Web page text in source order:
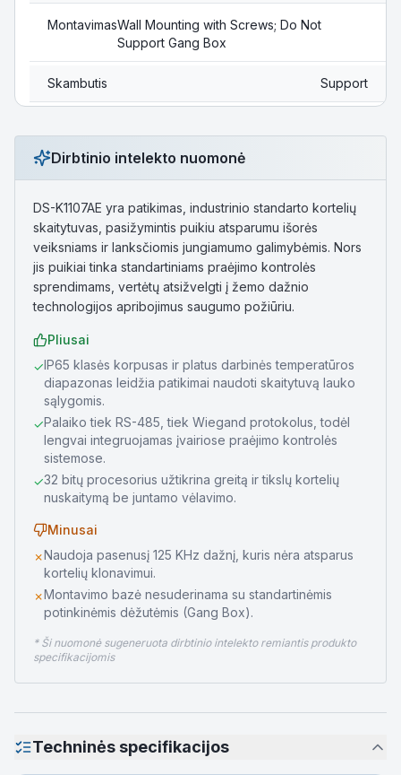
MontavimasWall Mounting with Screws; Do Not
Support Gang Box
Skambutis Support
Dirbtinio intelekto nuomonė
DS-K1107AE yra patikimas, industrinio standarto kortelių
skaitytuvas, pasižymintis puikiu atsparumu išorės
veiksniams ir lanksčiomis jungiamumo galimybėmis. Nors
jis puikiai tinka standartiniams praėjimo kontrolės
sprendimams, vertėtų atsižvelgti į žemo dažnio
technologijos apribojimus saugumo požiūriu.
Pliusai
✓IP65 klasės korpusas ir platus darbinės temperatūros
diapazonas leidžia patikimai naudoti skaitytuvą lauko
sąlygomis.
✓Palaiko tiek RS-485, tiek Wiegand protokolus, todėl
lengvai integruojamas įvairiose praėjimo kontrolės
sistemose.
✓32 bitų procesorius užtikrina greitą ir tikslų kortelių
nuskaitymą be juntamo vėlavimo.
Minusai
✗Naudoja pasenusį 125 KHz dažnį, kuris nėra atsparus
kortelių klonavimui.
✗Montavimo bazė nesuderinama su standartinėmis
potinkinėmis dėžutėmis (Gang Box).
* Ši nuomonė sugeneruota dirbtinio intelekto remiantis produkto
specifikacijomis
Techninės specifikacijos